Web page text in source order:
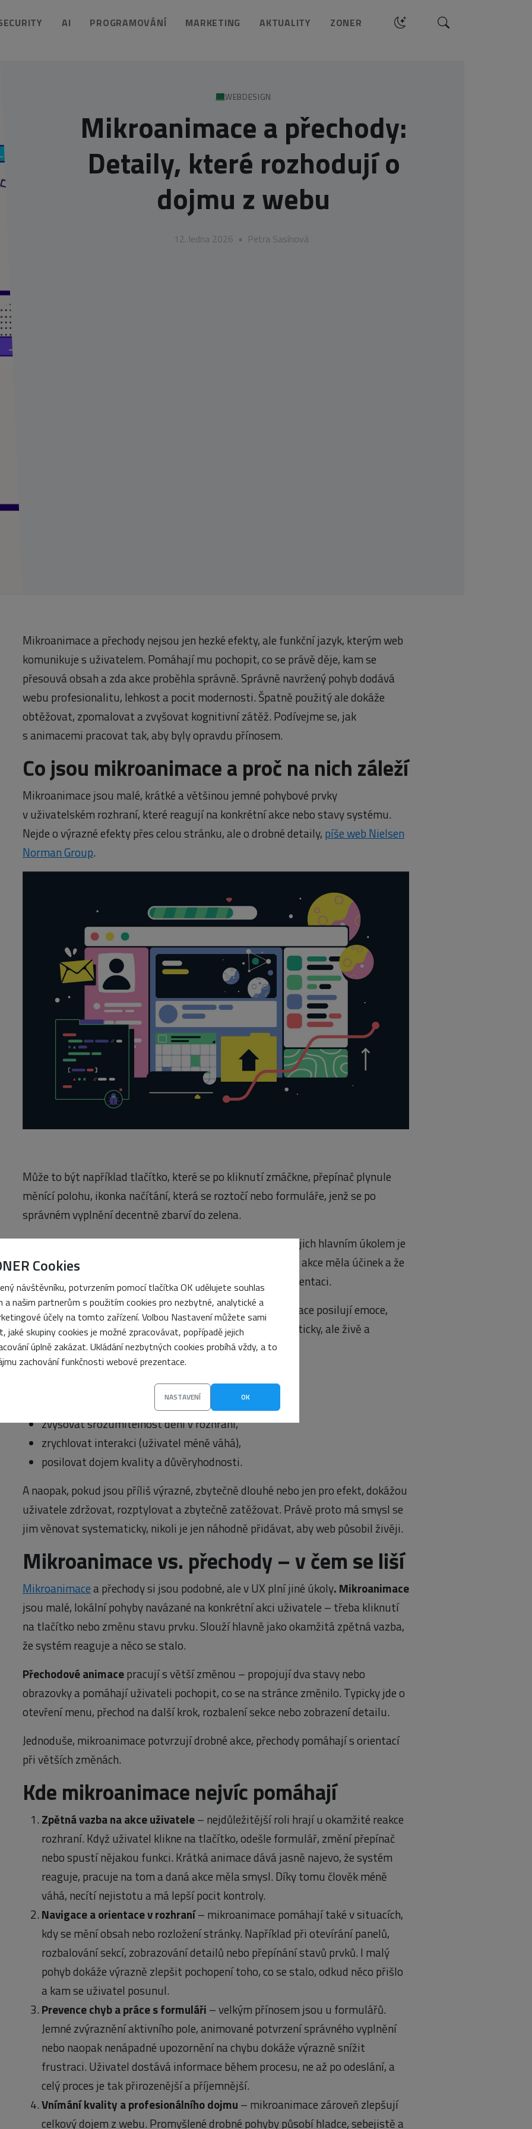
Cookies
návštěvníku, potvrzením pomocí tlačítka OK udělujete souhlas
a našim partnerům s použitím cookies pro nezbytné, analytické a
účely na tomto zařízení. Volbou Nastavení můžete sami
jaké skupiny cookies je možné zpracovávat, popřípadě jejich
úplně zakázat. Ukládání nezbytných cookies probíhá vždy, a to
zachování funkčnosti webové prezentace.
NASTAVENÍ OK
AI PROGRAMOVÁNÍ MARKETING AKTUALITY ZONER Hledat
WEBDESIGN
Mikroanimace a přechody:
Detaily, které rozhodují o
dojmu z webu
12. ledna 2026 • Petra Sasínová
Mikroanimace a přechody nejsou jen hezké efekty, ale funkční jazyk, kterým web
komunikuje s uživatelem. Pomáhají mu pochopit, co se právě děje, kam se
přesouvá obsah a zda akce proběhla správně. Správně navržený pohyb dodává
webu profesionalitu, lehkost a pocit modernosti. Špatně použitý ale dokáže
obtěžovat, zpomalovat a zvyšovat kognitivní zátěž. Podívejme se, jak
s animacemi pracovat tak, aby byly opravdu přínosem.
Co jsou mikroanimace a proč na nich záleží
Mikroanimace jsou malé, krátké a většinou jemné pohybové prvky
v uživatelském rozhraní, které reagují na konkrétní akce nebo stavy systému.
Nejde o výrazné efekty přes celou stránku, ale o drobné detaily, píše web Nielsen
Norman Group.
Může to být například tlačítko, které se po kliknutí zmáčkne, přepínač plynule
měnící polohu, ikonka načítání, která se roztočí nebo formuláře, jenž se po
správném vyplnění decentně zbarví do zelena.
V UX designu se těmto prvkům říká microinteractions a jejich hlavním úkolem je
komunikovat s uživatelem. Ukazují, že systém reaguje, že akce měla účinek a že
se skutečně něco děje, čímž snižují nejistotu a zlepšují orientaci.
Zároveň ale nejde jen o funkčnost. Promyšlené mikroanimace posilují emoce,
dojem kvality a profesionality. Web díky nim nepůsobí staticky, ale živě a
kultivovaně, bez zbytečného rušení.
zlepšovat použitelnost,
zvyšovat srozumitelnost dění v rozhraní,
zrychlovat interakci (uživatel méně váhá),
posilovat dojem kvality a důvěryhodnosti.
A naopak, pokud jsou příliš výrazné, zbytečně dlouhé nebo jen pro efekt, dokážou
uživatele zdržovat, rozptylovat a zbytečně zatěžovat. Právě proto má smysl se
jim věnovat systematicky, nikoli je jen náhodně přidávat, aby web působil živěji.
Mikroanimace vs. přechody – v čem se liší
Mikroanimacea přechody si jsou podobné, ale v UX plní jiné úkoly. Mikroanimace
jsou malé, lokální pohyby navázané na konkrétní akci uživatele – třeba kliknutí
na tlačítko nebo změnu stavu prvku. Slouží hlavně jako okamžitá zpětná vazba,
že systém reaguje a něco se stalo.
Přechodové animacepracují s větší změnou – propojují dva stavy nebo
obrazovky a pomáhají uživateli pochopit, co se na stránce změnilo. Typicky jde o
otevření menu, přechod na další krok, rozbalení sekce nebo zobrazení detailu.
Jednoduše, mikroanimace potvrzují drobné akce, přechody pomáhají s orientací
při větších změnách.
Kde mikroanimace nejvíc pomáhají
Zpětná vazba na akce uživatele– nejdůležitější roli hrají u okamžité reakce
rozhraní. Když uživatel klikne na tlačítko, odešle formulář, změní přepínač
nebo spustí nějakou funkci. Krátká animace dává jasně najevo, že systém
reaguje, pracuje na tom a daná akce měla smysl. Díky tomu člověk méně
váhá, necítí nejistotu a má lepší pocit kontroly.
Navigace a orientace v rozhraní– mikroanimace pomáhají také v situacích,
kdy se mění obsah nebo rozložení stránky. Například při otevírání panelů,
rozbalování sekcí, zobrazování detailů nebo přepínání stavů prvků. I malý
pohyb dokáže výrazně zlepšit pochopení toho, co se stalo, odkud něco přišlo
a kam se uživatel posunul.
Prevence chyb a práce s formuláři – velkým přínosem jsou u formulářů.
Jemné zvýraznění aktivního pole, animované potvrzení správného vyplnění
nebo naopak nenápadné upozornění na chybu dokáže výrazně snížit
frustraci. Uživatel dostává informace během procesu, ne až po odeslání, a
celý proces je tak přirozenější a příjemnější.
Vnímání kvality a profesionálního dojmu – mikroanimace zároveň zlepšují
celkový dojem z webu. Promyšlené drobné pohyby působí hladce, sebejistě a